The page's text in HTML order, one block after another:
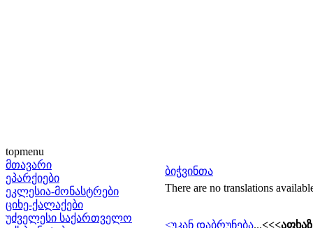
topmenu
მთავარი
ეპარქიები
ეკლესია-მონასტრები
ციხე-ქალაქები
უძველესი საქართველო
ბიჭვინთა
There are no translations
<უკან დაბრუნება...